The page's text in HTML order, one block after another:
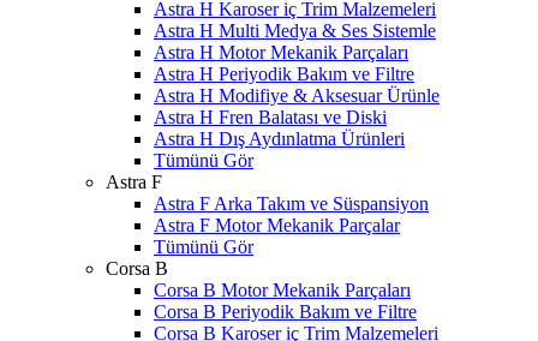
Astra H Karoser iç Trim Malzemeleri
Astra H Multi Medya & Ses Sistemle
Astra H Motor Mekanik Parçaları
Astra H Periyodik Bakım ve Filtre
Astra H Modifiye & Aksesuar Ürünle
Astra H Fren Balatası ve Diski
Astra H Dış Aydınlatma Ürünleri
Tümünü Gör
Astra F
Astra F Arka Takım ve Süspansiyon
Astra F Motor Mekanik Parçalar
Tümünü Gör
Corsa B
Corsa B Motor Mekanik Parçaları
Corsa B Periyodik Bakım ve Filtre
Corsa B Karoser iç Trim Malzemeleri